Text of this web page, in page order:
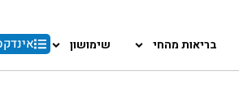
בריאות מהחי שימושון